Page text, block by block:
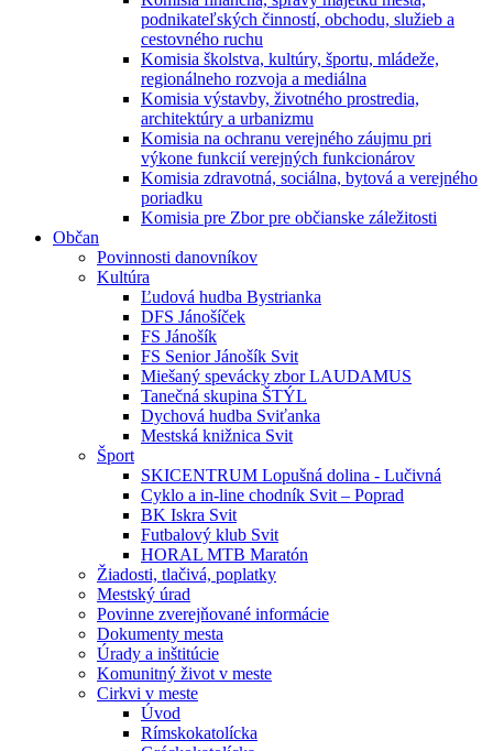
podnikateľských činností, obchodu, služieb a
cestovného ruchu
Komisia školstva, kultúry, športu, mládeže,
regionálneho rozvoja a mediálna
Komisia výstavby, životného prostredia,
architektúry a urbanizmu
Komisia na ochranu verejného záujmu pri
výkone funkcií verejných funkcionárov
Komisia zdravotná, sociálna, bytová a verejného
poriadku
Komisia pre Zbor pre občianske záležitosti
Občan
Povinnosti danovníkov
Kultúra
Ľudová hudba Bystrianka
DFS Jánošíček
FS Jánošík
FS Senior Jánošík Svit
Miešaný spevácky zbor LAUDAMUS
Tanečná skupina ŠTÝL
Dychová hudba Sviťanka
Mestská knižnica Svit
Šport
SKICENTRUM Lopušná dolina - Lučivná
Cyklo a in-line chodník Svit – Poprad
BK Iskra Svit
Futbalový klub Svit
HORAL MTB Maratón
Žiadosti, tlačivá, poplatky
Mestský úrad
Povinne zverejňované informácie
Dokumenty mesta
Úrady a inštitúcie
Komunitný život v meste
Cirkvi v meste
Úvod
Rímskokatolícka